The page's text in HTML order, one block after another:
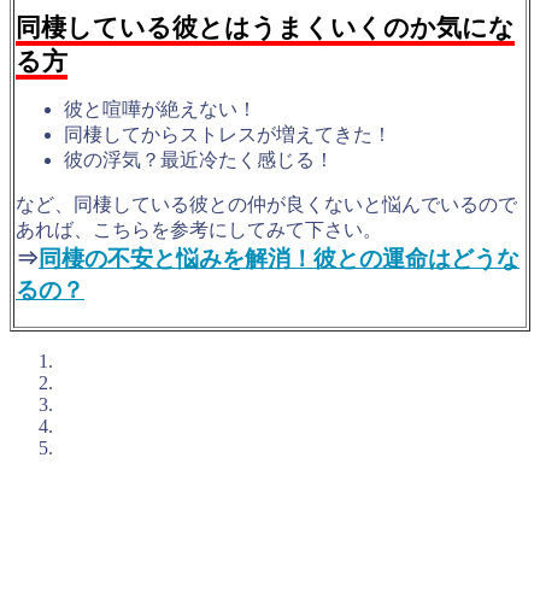
同棲している彼とはうまくいくのか気にな
る方
彼と喧嘩が絶えない！
同棲してからストレスが増えてきた！
彼の浮気？最近冷たく感じる！
など、同棲している彼との仲が良くないと悩んでいるので
あれば、こちらを参考にしてみて下さい。
⇒同棲の不安と悩みを解消！彼との運命はどうな
るの？